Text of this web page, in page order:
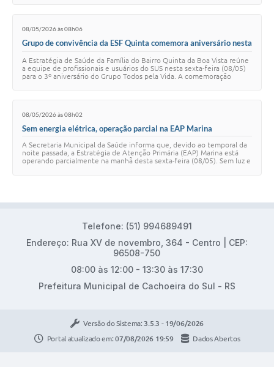
08/05/2026 às 08h06
Grupo de convivência da ESF Quinta comemora aniversário nesta
A Estratégia de Saúde da Família do Bairro Quinta da Boa Vista reúne
a equipe de profissionais e usuários do SUS nesta sexta-feira (08/05)
para o 3º aniversário do Grupo Todos pela Vida. A comemoração
08/05/2026 às 08h02
Sem energia elétrica, operação parcial na EAP Marina
A Secretaria Municipal da Saúde informa que, devido ao temporal da
noite passada, a Estratégia de Atenção Primária (EAP) Marina está
operando parcialmente na manhã desta sexta-feira (08/05). Sem luz e
Telefone: (51) 994689491
Endereço: Rua XV de novembro, 364 - Centro | CEP:
96508-750
08:00 às 12:00 - 13:30 às 17:30
Prefeitura Municipal de Cachoeira do Sul - RS
Versão do Sistema: 3.5.3 - 19/06/2026
Portal atualizado em:07/08/2026 19:59 Dados Abertos